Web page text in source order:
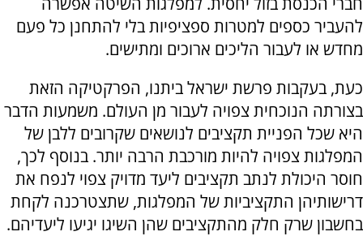
להעביר כספים למטרות ספציפיות בלי להתחנן כל פעם
מחדש או לעבור הליכים ארוכים ומתישים.
כעת, בעקבות פרשת ישראל ביתנו, הפרקטיקה הזאת
בצורתה הנוכחית צפויה לעבור מן העולם. משמעות הדבר
היא שכל הפניית תקציבים לנושאים שקרובים ללבן של
המפלגות צפויה להיות מורכבת הרבה יותר. בנוסף לכך,
חוסר היכולת לנתב תקציבים ליעד מדויק צפוי לנפח את
דרישותיהן התקציביות של המפלגות, שתצטרכנה לקחת
בחשבון שרק חלק מהתקציבים שהן השיגו יגיעו ליעדיהם.